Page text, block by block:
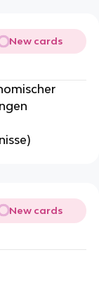
New cards
New cards